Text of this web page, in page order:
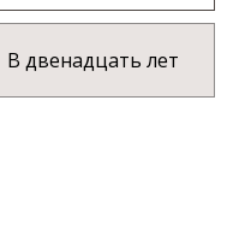
В двенадцать лет